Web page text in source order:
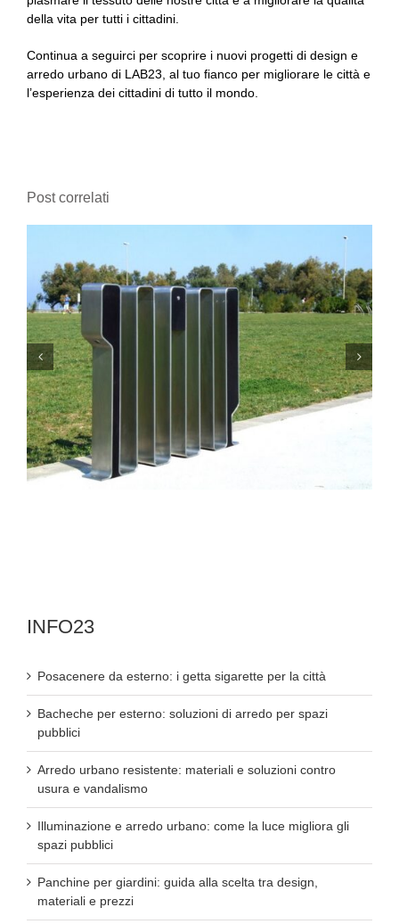
della vita per tutti i cittadini.
Continua a seguirci per scoprire i nuovi progetti di design e
arredo urbano di LAB23, al tuo fianco per migliorare le città e
l’esperienza dei cittadini di tutto il mondo.
Post correlati
INFO23
Posacenere da esterno: i getta sigarette per la città
Bacheche per esterno: soluzioni di arredo per spazi
pubblici
Arredo urbano resistente: materiali e soluzioni contro
usura e vandalismo
Illuminazione e arredo urbano: come la luce migliora gli
spazi pubblici
Panchine per giardini: guida alla scelta tra design,
materiali e prezzi